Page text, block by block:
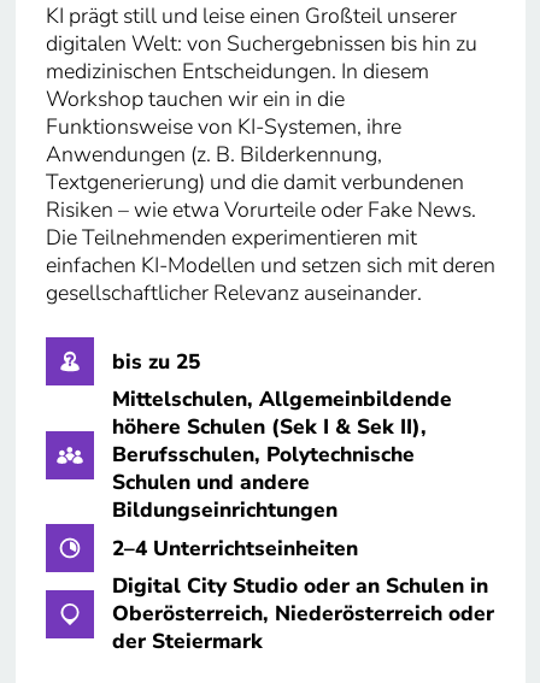
KI prägt still und leise einen Großteil unserer
digitalen Welt: von Suchergebnissen bis hin zu
medizinischen Entscheidungen. In diesem
Workshop tauchen wir ein in die
Funktionsweise von KI-Systemen, ihre
Anwendungen (z. B. Bilderkennung,
Textgenerierung) und die damit verbundenen
Risiken – wie etwa Vorurteile oder Fake News.
Die Teilnehmenden experimentieren mit
einfachen KI-Modellen und setzen sich mit deren
gesellschaftlicher Relevanz auseinander.
bis zu 25
Mittelschulen, Allgemeinbildende
höhere Schulen (Sek I & Sek II),
Berufsschulen, Polytechnische
Schulen und andere
Bildungseinrichtungen
2–4 Unterrichtseinheiten
Digital City Studio oder an Schulen in
Oberösterreich, Niederösterreich oder
der Steiermark